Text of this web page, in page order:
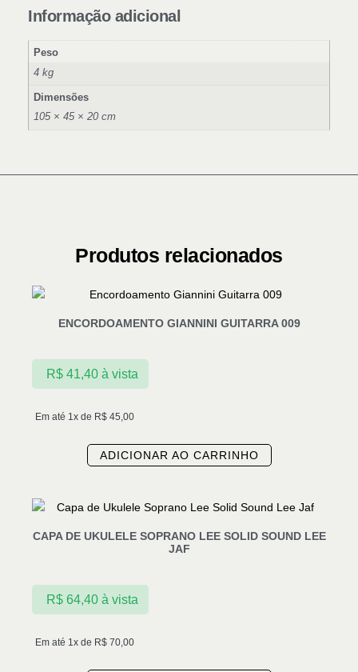
Informação adicional
Peso
4 kg
Dimensões
105 × 45 × 20 cm
Produtos relacionados
ENCORDOAMENTO GIANNINI GUITARRA 009
Em até 1x de R$ 45,00
R$41,40 à vista
ADICIONAR AO CARRINHO
CAPA DE UKULELE SOPRANO LEE SOLID SOUND LEE
JAF
Em até 1x de R$ 70,00
R$64,40 à vista